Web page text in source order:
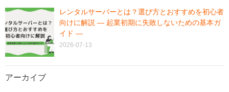
レンタルサーバーとは？選び方とおすすめを初心者
向けに解説 ― 起業初期に失敗しないための基本ガ
イド ―
2026-07-13
アーカイブ